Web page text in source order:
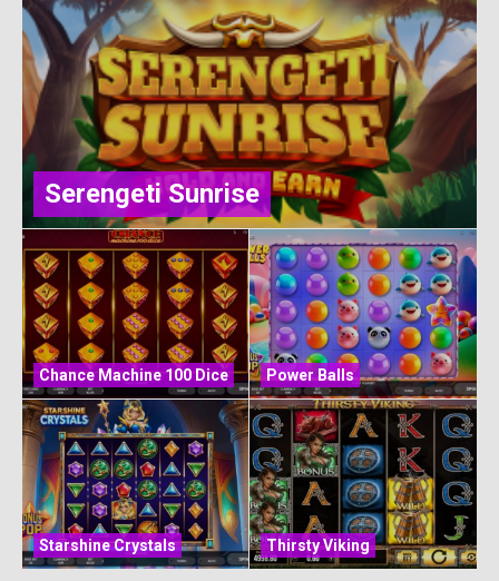
Serengeti Sunrise
Chance Machine 100 Dice Power Balls
Starshine Crystals Thirsty Viking